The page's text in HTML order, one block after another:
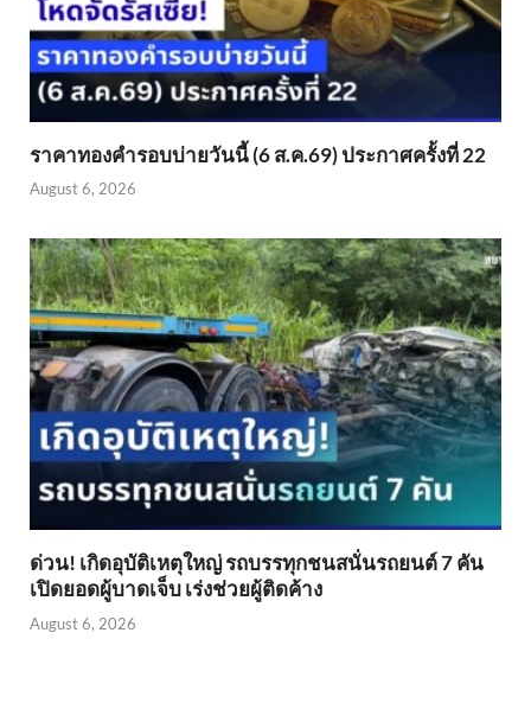
ราคาทองคำรอบบ่ายวันนี้ (6 ส.ค.69) ประกาศครั้งที่ 22
August 6, 2026
ด่วน! เกิดอุบัติเหตุใหญ่ รถบรรทุกชนสนั่นรถยนต์ 7 คัน
เปิดยอดผู้บาดเจ็บ เร่งช่วยผู้ติดค้าง
August 6, 2026